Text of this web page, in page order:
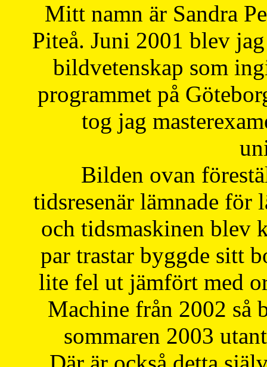
Mitt namn är Sandra
Piteå. Juni 2001 blev
bildvetenskap som
programmet på
tog jag
Bilden ovan
tidsresenär lämnade för
och tidsmaskinen blev
par trastar byggde sitt
lite fel ut jämfört med
Machine från 2002 så
sommaren 2003